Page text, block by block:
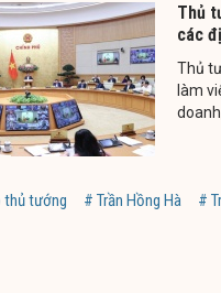
Thủ
các
Thủ
làm
thủ tướng # Trần Hồng Hà #